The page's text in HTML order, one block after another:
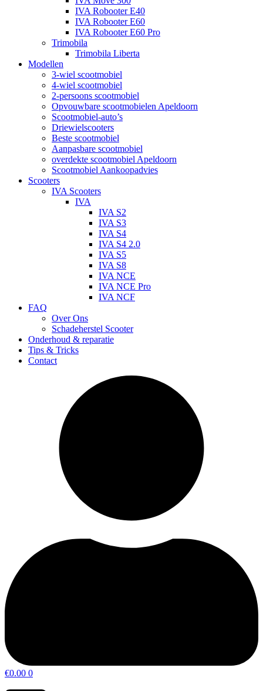
IVA Robooter E40
IVA Robooter E60
IVA Robooter E60 Pro
Trimobila
Trimobila Liberta
Modellen
3-wiel scootmobiel
4-wiel scootmobiel
2-persoons scootmobiel
Opvouwbare scootmobielen Apeldoorn
Scootmobiel-auto’s
Driewielscooters
Beste scootmobiel
Aanpasbare scootmobiel
overdekte scootmobiel Apeldoorn
Scootmobiel Aankoopadvies
Scooters
IVA Scooters
IVA
IVA S2
IVA S3
IVA S4
IVA S4 2.0
IVA S5
IVA S8
IVA NCE
IVA NCE Pro
IVA NCF
FAQ
Over Ons
Schadeherstel Scooter
Onderhoud & reparatie
Tips & Tricks
Contact
€0.00 0